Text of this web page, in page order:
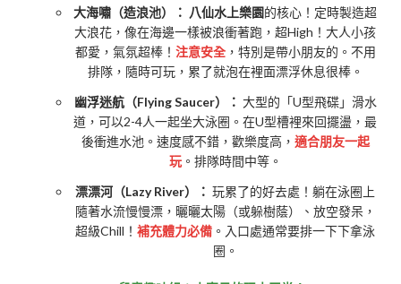
大海嘯（造浪池）： 八仙水上樂園的核心！定時製造超
大浪花，像在海邊一樣被浪衝著跑，超High！大人小孩
都愛，氣氛超棒！ 注意安全，特別是帶小朋友的。不用
排隊，隨時可玩，累了就泡在裡面漂浮休息很棒。
幽浮迷航（Flying Saucer）： 大型的「U型飛碟」滑水
道，可以2-4人一起坐大泳圈。在U型槽裡來回擺盪，最
後衝進水池。速度感不錯，歡樂度高， 適合朋友一起
玩。排隊時間中等。
漂漂河（Lazy River）： 玩累了的好去處！躺在泳圈上
隨著水流慢慢漂，曬曬太陽（或躲樹蔭）、放空發呆，
超級Chill！ 補充體力必備 。入口處通常要排一下下拿泳
圈。